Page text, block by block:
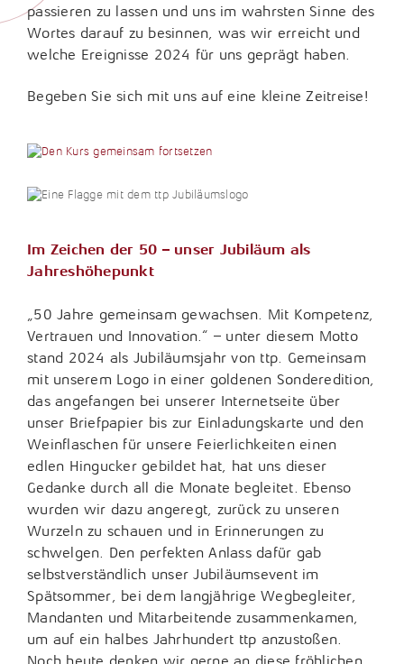
passieren zu lassen und uns im wahrsten Sinne des
Wortes darauf zu besinnen, was wir erreicht und
welche Ereignisse 2024 für uns geprägt haben.
Begeben Sie sich mit uns auf eine kleine Zeitreise!
Im Zeichen der 50 – unser Jubiläum als
Jahreshöhepunkt
„50 Jahre gemeinsam gewachsen. Mit Kompetenz,
Vertrauen und Innovation.“ – unter diesem Motto
stand 2024 als Jubiläumsjahr von ttp. Gemeinsam
mit unserem Logo in einer goldenen Sonderedition,
das angefangen bei unserer Internetseite über
unser Briefpapier bis zur Einladungskarte und den
Weinflaschen für unsere Feierlichkeiten einen
edlen Hingucker gebildet hat, hat uns dieser
Gedanke durch all die Monate begleitet. Ebenso
wurden wir dazu angeregt, zurück zu unseren
Wurzeln zu schauen und in Erinnerungen zu
schwelgen. Den perfekten Anlass dafür gab
selbstverständlich unser Jubiläumsevent im
Spätsommer, bei dem langjährige Wegbegleiter,
Mandanten und Mitarbeitende zusammenkamen,
um auf ein halbes Jahrhundert ttp anzustoßen.
Sozial- und Gesundheitswesen
Start-Up-Betreuung / ttpreneur
Steuerstrafrecht
Vermögensplanung